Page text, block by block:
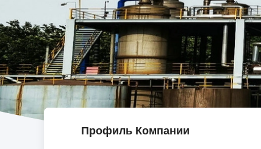
Профиль Компании